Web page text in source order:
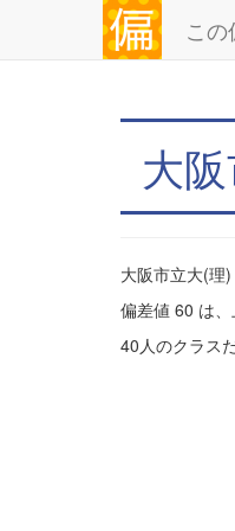
この
大
大阪市立大(理
偏差値 60 は
40人のクラス